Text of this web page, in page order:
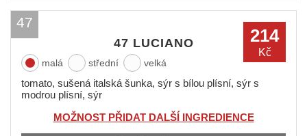
214
Kč
47 LUCIANO
malá střední velká
tomato, sušená italská šunka, sýr s bílou plísní, sýr s
modrou plísní, sýr
MOŽNOST PŘIDAT DALŠÍ INGREDIENCE
47